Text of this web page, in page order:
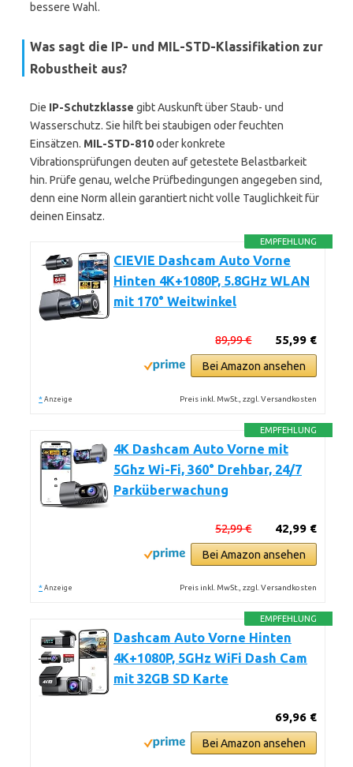
bessere Wahl.
Was sagt die IP- und MIL-STD-Klassifikation zur
Robustheit aus?
Die IP-Schutzklasse gibt Auskunft über Staub- und
Wasserschutz. Sie hilft bei staubigen oder feuchten
Einsätzen. MIL-STD-810oder konkrete
Vibrationsprüfungen deuten auf getestete Belastbarkeit
hin. Prüfe genau, welche Prüfbedingungen angegeben sind,
denn eine Norm allein garantiert nicht volle Tauglichkeit für
deinen Einsatz.
EMPFEHLUNG
CIEVIE Dashcam Auto Vorne
Hinten 4K+1080P, 5.8GHz WLAN
mit 170° Weitwinkel
55,99 €
89,99 €
Bei Amazon ansehen
* Anzeige Preis inkl. MwSt., zzgl. Versandkosten
EMPFEHLUNG
4K Dashcam Auto Vorne mit
5Ghz Wi-Fi, 360° Drehbar, 24/7
Parküberwachung
42,99 €
52,99 €
Bei Amazon ansehen
* Anzeige Preis inkl. MwSt., zzgl. Versandkosten
EMPFEHLUNG
Dashcam Auto Vorne Hinten
4K+1080P, 5GHz WiFi Dash Cam
mit 32GB SD Karte
69,96 €
Bei Amazon ansehen